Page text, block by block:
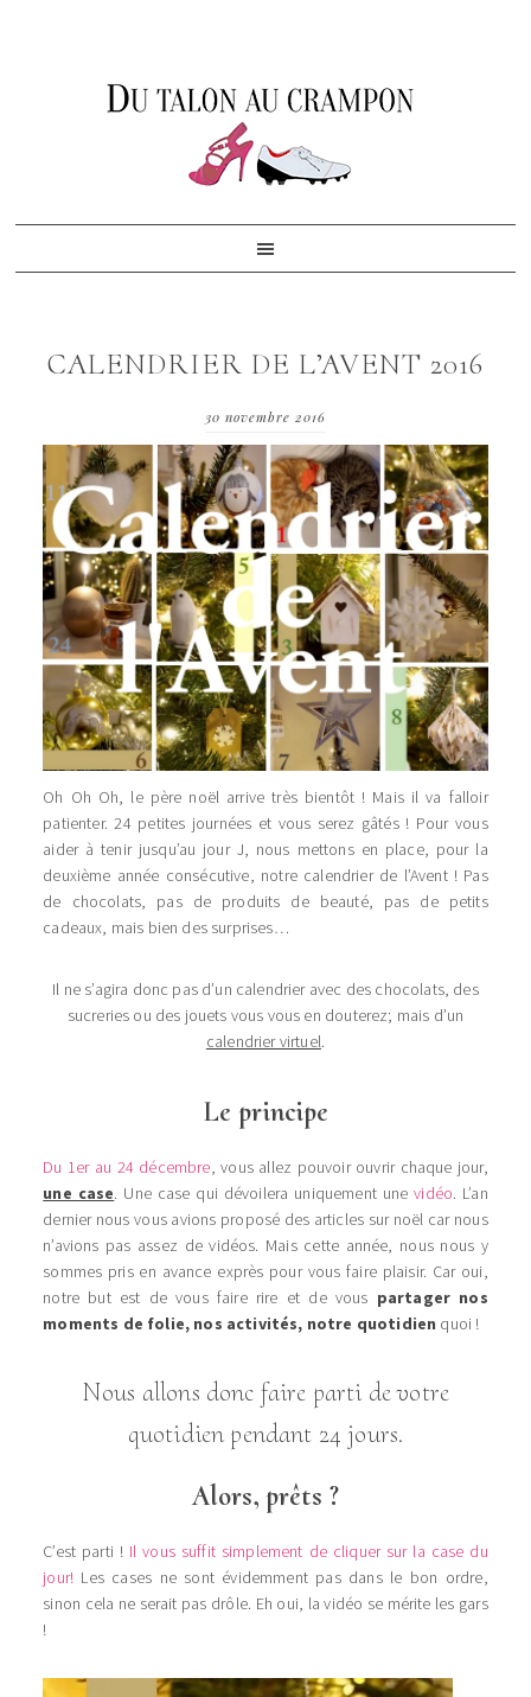
CALENDRIER DE L’AVENT 2016
30 novembre 2016
Oh Oh Oh, le père noël arrive très bientôt ! Mais il va falloir
patienter. 24 petites journées et vous serez gâtés ! Pour vous
aider à tenir jusqu’au jour J, nous mettons en place, pour la
deuxième année consécutive, notre calendrier de l’Avent ! Pas
de chocolats, pas de produits de beauté, pas de petits
cadeaux, mais bien des surprises…
Il ne s’agira donc pas d’un calendrier avec des chocolats, des
sucreries ou des jouets vous vous en douterez; mais d’un
calendrier virtuel.
Le principe
Du 1er au 24 décembre, vous allez pouvoir ouvrir chaque jour,
une case. Une case qui dévoilera uniquement unevidéo. L’an
dernier nous vous avions proposé des articles sur noël car nous
n’avions pas assez de vidéos. Mais cette année, nous nous y
sommes pris en avance exprès pour vous faire plaisir. Car oui,
notre but est de vous faire rire et de vous partager nos
moments de folie, nos activités, notre quotidien quoi !
Nous allons donc faire parti de votre
quotidien pendant 24 jours.
Alors, prêts ?
C’est parti ! Il vous suffit simplement de cliquer sur la case du
jour! Les cases ne sont évidemment pas dans le bon ordre,
sinon cela ne serait pas drôle. Eh oui, la vidéo se mérite les gars
!